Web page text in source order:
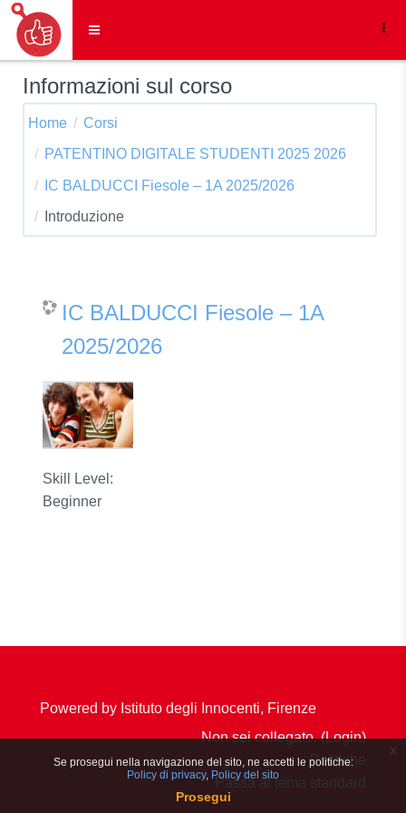
Pannello laterale
Vai al contenuto principale
Informazioni sul corso
Home Corsi
PATENTINO DIGITALE STUDENTI 2025 2026
IC BALDUCCI Fiesole – 1A 2025/2026
Introduzione
IC BALDUCCI Fiesole – 1A
2025/2026
Skill Level :
Beginner
Powered by Istituto degli Innocenti, Firenze
Non sei collegato. (Login)
Politiche
Passa al tema standard
Se prosegui nella navigazione del sito, ne accetti le politiche:
Policy di privacy Policy del sito
Prosegui
x